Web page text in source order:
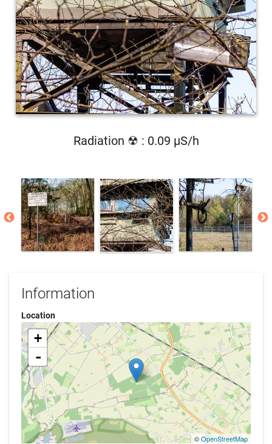
Radiation ☢ : 0.09 µS/h
Information
Location
+
-
©OpenStreetMap